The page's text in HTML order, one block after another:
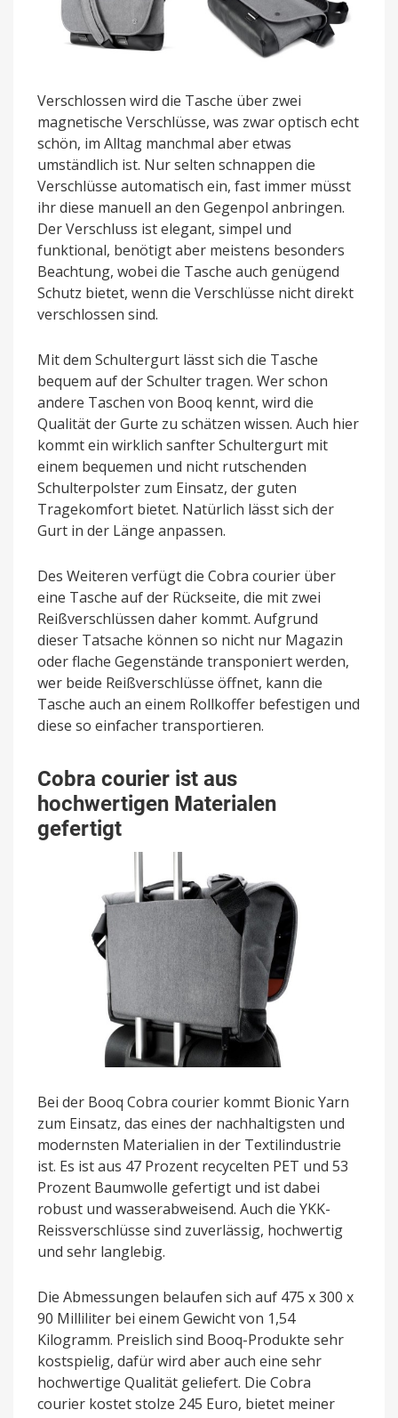
Verschlossen wird die Tasche über zwei
magnetische Verschlüsse, was zwar optisch echt
schön, im Alltag manchmal aber etwas
umständlich ist. Nur selten schnappen die
Verschlüsse automatisch ein, fast immer müsst
ihr diese manuell an den Gegenpol anbringen.
Der Verschluss ist elegant, simpel und
funktional, benötigt aber meistens besonders
Beachtung, wobei die Tasche auch genügend
Schutz bietet, wenn die Verschlüsse nicht direkt
verschlossen sind.
Mit dem Schultergurt lässt sich die Tasche
bequem auf der Schulter tragen. Wer schon
andere Taschen von Booq kennt, wird die
Qualität der Gurte zu schätzen wissen. Auch hier
kommt ein wirklich sanfter Schultergurt mit
einem bequemen und nicht rutschenden
Schulterpolster zum Einsatz, der guten
Tragekomfort bietet. Natürlich lässt sich der
Gurt in der Länge anpassen.
Des Weiteren verfügt die Cobra courier über
eine Tasche auf der Rückseite, die mit zwei
Reißverschlüssen daher kommt. Aufgrund
dieser Tatsache können so nicht nur Magazin
oder flache Gegenstände transponiert werden,
wer beide Reißverschlüsse öffnet, kann die
Tasche auch an einem Rollkoffer befestigen und
diese so einfacher transportieren.
Cobra courier ist aus
hochwertigen Materialen
gefertigt
Bei der Booq Cobra courier kommt Bionic Yarn
zum Einsatz, das eines der nachhaltigsten und
modernsten Materialien in der Textilindustrie
ist. Es ist aus 47 Prozent recycelten PET und 53
Prozent Baumwolle gefertigt und ist dabei
robust und wasserabweisend. Auch die YKK-
Reissverschlüsse sind zuverlässig, hochwertig
und sehr langlebig.
Die Abmessungen belaufen sich auf 475 x 300 x
90 Milliliter bei einem Gewicht von 1,54
Kilogramm. Preislich sind Booq-Produkte sehr
kostspielig, dafür wird aber auch eine sehr
hochwertige Qualität geliefert. Die Cobra
courier kostet stolze 245 Euro, bietet meiner